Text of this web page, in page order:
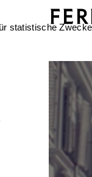
statistische